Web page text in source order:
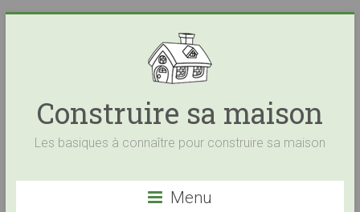
Construire sa maison
Les basiques à connaître pour construire sa maison
Menu